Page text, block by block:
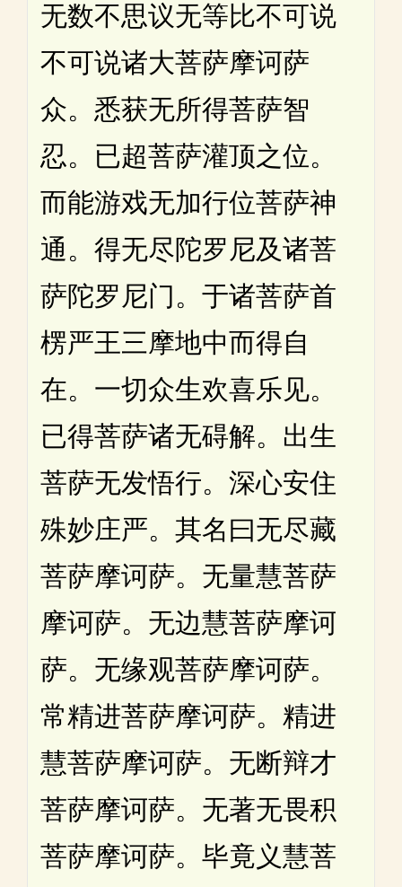
无数不思议无等比不可说
不可说诸大菩萨摩诃萨
众。悉获无所得菩萨智
忍。已超菩萨灌顶之位。
而能游戏无加行位菩萨神
通。得无尽陀罗尼及诸菩
萨陀罗尼门。于诸菩萨首
楞严王三摩地中而得自
在。一切众生欢喜乐见。
已得菩萨诸无碍解。出生
菩萨无发悟行。深心安住
殊妙庄严。其名曰无尽藏
菩萨摩诃萨。无量慧菩萨
摩诃萨。无边慧菩萨摩诃
萨。无缘观菩萨摩诃萨。
常精进菩萨摩诃萨。精进
慧菩萨摩诃萨。无断辩才
菩萨摩诃萨。无著无畏积
菩萨摩诃萨。毕竟义慧菩